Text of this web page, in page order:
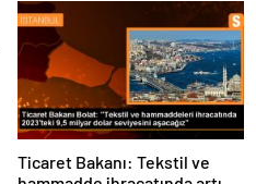
Ticaret Bakanı: Tekstil ve